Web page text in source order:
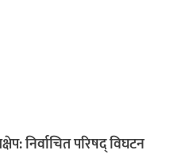
निर्वाचित परिषद् विघटन